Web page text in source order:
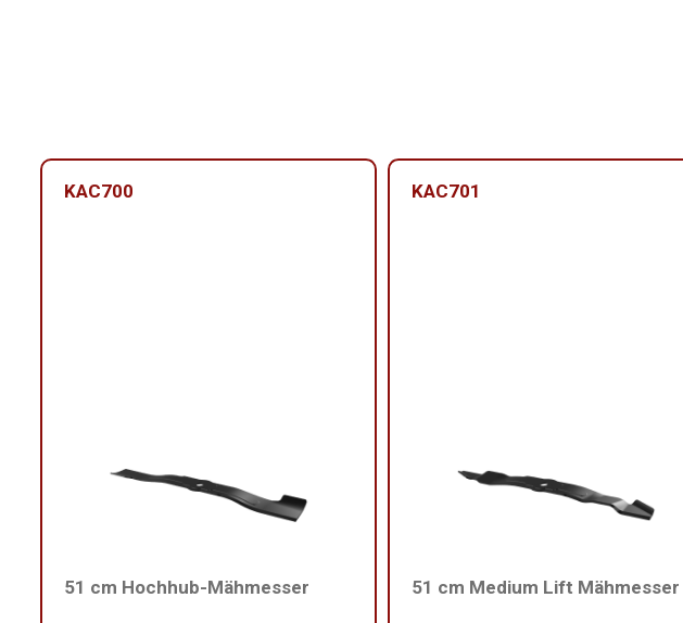
KAC700
51 cm Hochhub-Mähmesser
KAC701
51 cm Medium Lift Mähmesser